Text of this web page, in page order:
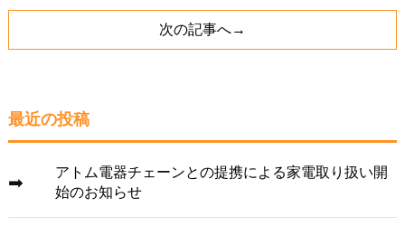
次の記事へ→
最近の投稿
アトム電器チェーンとの提携による家電取り扱い開
始のお知らせ